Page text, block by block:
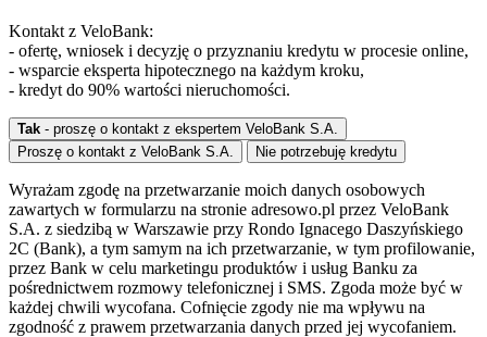
Kontakt z VeloBank:
- ofertę, wniosek i decyzję o przyznaniu kredytu w procesie online,
- wsparcie eksperta hipotecznego na każdym kroku,
- kredyt do 90% wartości nieruchomości.
Tak - proszę o kontakt z ekspertem VeloBank S.A.
Proszę o kontakt z VeloBank S.A.
Nie potrzebuję kredytu
Wyrażam zgodę na przetwarzanie moich danych osobowych
zawartych w formularzu na stronie adresowo.pl przez VeloBank
S.A. z siedzibą w Warszawie przy Rondo Ignacego Daszyńskiego
2C (Bank), a tym samym na ich przetwarzanie, w tym profilowanie,
przez Bank w celu marketingu produktów i usług Banku za
pośrednictwem rozmowy telefonicznej i SMS. Zgoda może być w
każdej chwili wycofana. Cofnięcie zgody nie ma wpływu na
zgodność z prawem przetwarzania danych przed jej wycofaniem.